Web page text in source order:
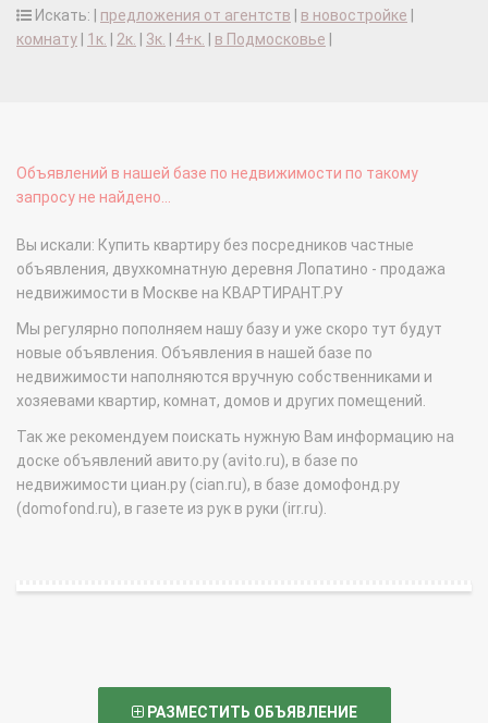
Искать: | предложения от агентств в новостройке
комнату
1к. 2к. 3к. 4+к. в Подмосковье
Объявлений в нашей базе по недвижимости по такому
запросу не найдено...
Вы искали: Купить квартиру без посредников частные
объявления, двухкомнатную деревня Лопатино - продажа
недвижимости в Москве на КВАРТИРАНТ.РУ
Мы регулярно пополняем нашу базу и уже скоро тут будут
новые объявления. Объявления в нашей базе по
недвижимости наполняются вручную собственниками и
хозяевами квартир, комнат, домов и других помещений.
Так же рекомендуем поискать нужную Вам информацию на
доске объявлений авито.ру (avito.ru), в базе по
недвижимости циан.ру (cian.ru), в базе домофонд.ру
(domofond.ru), в газете из рук в руки (irr.ru).
РАЗМЕСТИТЬ ОБЪЯВЛЕНИЕ